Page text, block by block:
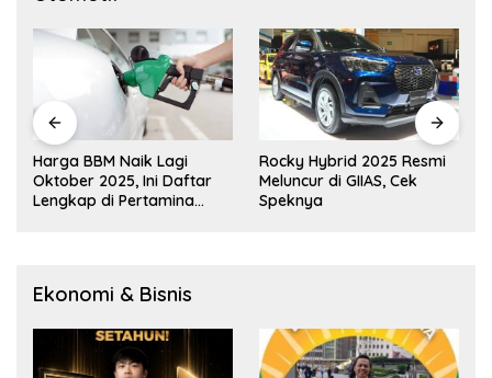
Harga BBM Naik Lagi
Oktober 2025, Ini Daftar
Lengkap di Pertamina
Rocky Hybrid 2025 Resmi
Meluncur di GIIAS, Cek
Speknya
Ekonomi & Bisnis